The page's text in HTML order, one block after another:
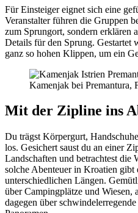
Für Einsteiger eignet sich eine
Veranstalter führen die Gruppen
zum Sprungort, sondern erklären
Details für den Sprung. Gestartet
ganz so hohen Klippen, um ein
Kamenjak bei Premantura,
Mit der Zipline ins
Du trägst Körpergurt,
los. Gesichert saust du an einer
Landschaften und betrachtest die
solche Abenteuer in Kroatien gibt
unterschiedlichen Längen.
über Campingplätze und
dagegen über